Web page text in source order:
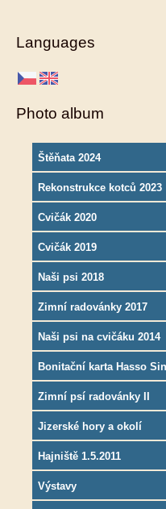
Languages
Photo album
Štěňata 2024
Rekonstrukce kotců 2023
Cvičák 2020
Cvičák 2019
Naši psi 2018
Zimní radovánky 2017
Naši psi na cvičáku 2014
Bonitační karta Hasso
Zimní psí radovánky II
Jizerské hory a okolí
Hajniště 1.5.2011
Výstavy